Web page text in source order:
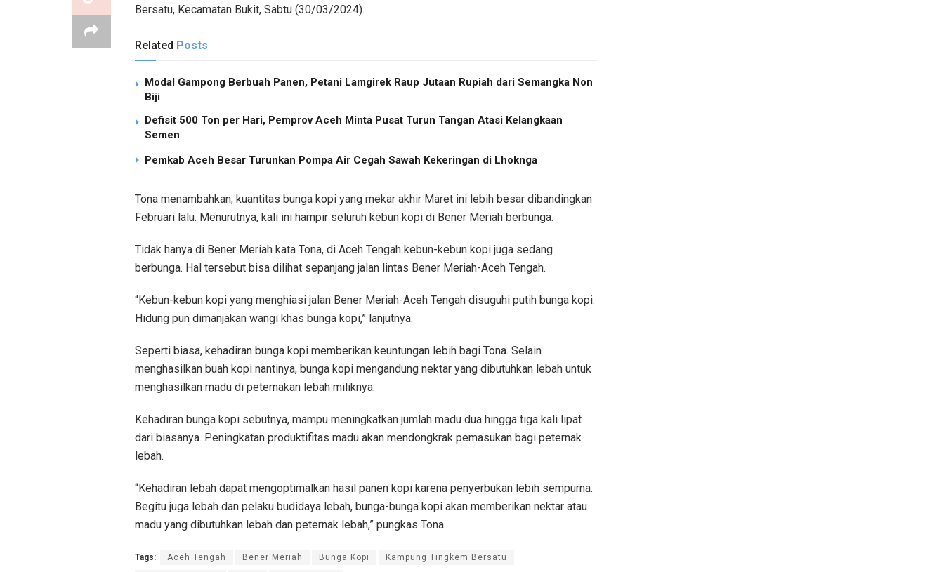
Bersatu, Kecamatan Bukit, Sabtu (30/03/2024).
Related Posts
Modal Gampong Berbuah Panen, Petani Lamgirek Raup Jutaan Rupiah dari Semangka Non
Biji
Defisit 500 Ton per Hari, Pemprov Aceh Minta Pusat Turun Tangan Atasi Kelangkaan
Semen
Pemkab Aceh Besar Turunkan Pompa Air Cegah Sawah Kekeringan di Lhoknga
Tona menambahkan, kuantitas bunga kopi yang mekar akhir Maret ini lebih besar dibandingkan
Februari lalu. Menurutnya, kali ini hampir seluruh kebun kopi di Bener Meriah berbunga.
Tidak hanya di Bener Meriah kata Tona, di Aceh Tengah kebun-kebun kopi juga sedang
berbunga. Hal tersebut bisa dilihat sepanjang jalan lintas Bener Meriah-Aceh Tengah.
“Kebun-kebun kopi yang menghiasi jalan Bener Meriah-Aceh Tengah disuguhi putih bunga kopi.
Hidung pun dimanjakan wangi khas bunga kopi,” lanjutnya.
Seperti biasa, kehadiran bunga kopi memberikan keuntungan lebih bagi Tona. Selain
menghasilkan buah kopi nantinya, bunga kopi mengandung nektar yang dibutuhkan lebah untuk
menghasilkan madu di peternakan lebah miliknya.
Kehadiran bunga kopi sebutnya, mampu meningkatkan jumlah madu dua hingga tiga kali lipat
dari biasanya. Peningkatan produktifitas madu akan mendongkrak pemasukan bagi peternak
lebah.
“Kehadiran lebah dapat mengoptimalkan hasil panen kopi karena penyerbukan lebih sempurna.
Begitu juga lebah dan pelaku budidaya lebah, bunga-bunga kopi akan memberikan nektar atau
madu yang dibutuhkan lebah dan peternak lebah,” pungkas Tona.
Tags: Aceh Tengah Bener Meriah Bunga Kopi Kampung Tingkem Bersatu